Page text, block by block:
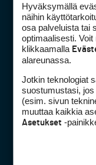
Hyväksymällä
näihin
osa palveluista tai
optimaalisesti.
klikkaamalla
alareunassa.
Jotkin teknologiat
suostumustasi,
(esim. sivun
muuttaa kaikkia
Asetukset -